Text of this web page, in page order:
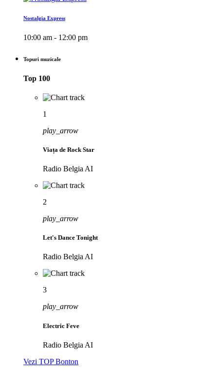
Nostalgia Express
10:00 am - 12:00 pm
Topuri muzicale
Top 100
1
play_arrow
Viața de Rock Star
Radio Belgia AI
2
play_arrow
Let's Dance Tonight
Radio Belgia AI
3
play_arrow
Electric Feve
Radio Belgia AI
Vezi TOP Bonton